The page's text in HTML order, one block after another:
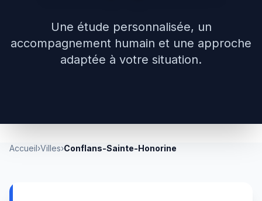
Une étude personnalisée, un
accompagnement humain et une approche
adaptée à votre situation.
Accueil›Villes›Conflans-Sainte-Honorine